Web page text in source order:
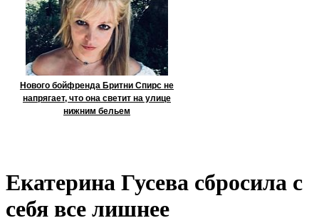
Нового бойфренда Бритни Спирс не
напрягает, что она светит на улице
нижним бельем
Екатерина Гусева сбросила с
себя все лишнее